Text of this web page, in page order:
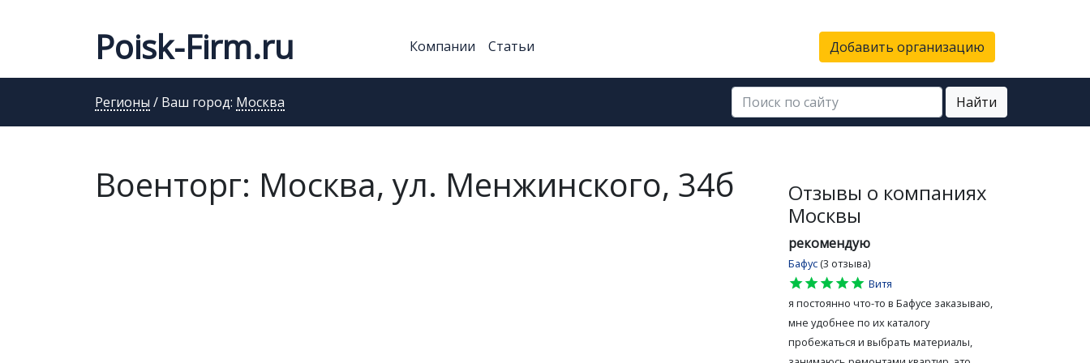
Poisk-Firm.ru Компании Статьи Добавить организацию
Регионы / Ваш город: Москва Найти
Военторг: Москва, ул. Менжинского, 34б
Отзывы о компаниях
Москвы
рекомендую
Бафус (3 отзыва)
star
star
star
star
star
Витя
я постоянно что-то в Бафусе заказываю,
мне удобнее по их каталогу
пробежаться и выбрать материалы,